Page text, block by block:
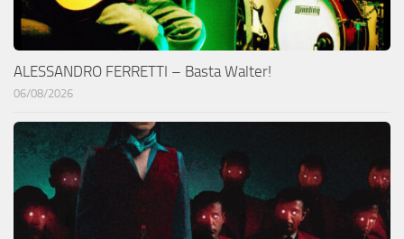
ALESSANDRO FERRETTI – Basta Walter!
06/08/2026